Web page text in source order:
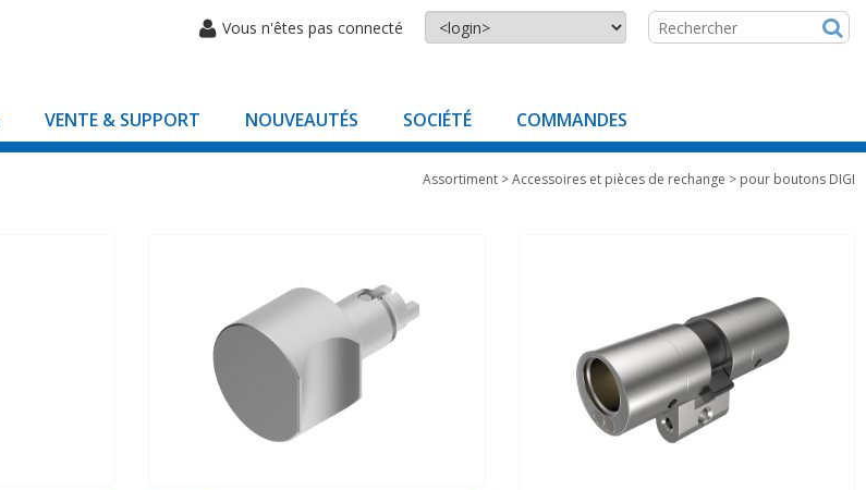
Vous n'êtes pas connecté
VENTE & SUPPORT NOUVEAUTÉS SOCIÉTÉ COMMANDES
Assortiment >Accessoires et pièces de rechange > pour boutons DIGI